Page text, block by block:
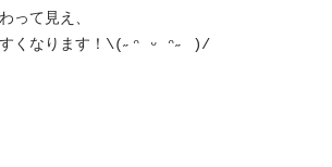
って見え、
すくなります！\(˶ᵔ ᵕ ᵔ˶ )/